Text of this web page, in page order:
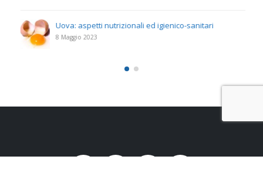
Uova: aspetti nutrizionali ed igienico-sanitari
8 Maggio 2023